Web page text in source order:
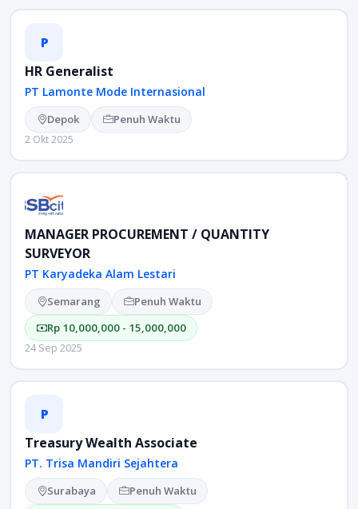
P
HR Generalist
PT Lamonte Mode Internasional
Depok Penuh Waktu
2 Okt 2025
MANAGER PROCUREMENT / QUANTITY
SURVEYOR
PT Karyadeka Alam Lestari
Semarang
Penuh Waktu
Rp 10,000,000 - 15,000,000
24 Sep 2025
P
Treasury Wealth Associate
PT. Trisa Mandiri Sejahtera
Surabaya
Penuh Waktu